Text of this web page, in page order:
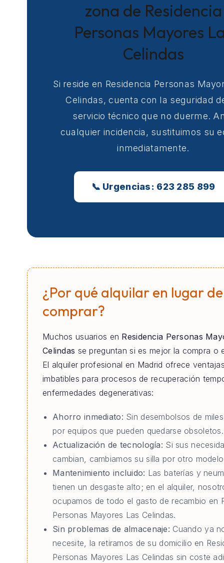
zona de Residencia
Personas Mayores
Celindas
Si reside en Residencia Personas
Celindas, cuenta con la seguridad
servicio técnico que no duerme.
cualquier incidencia, sustituimos su
inmediatamente.
📞 Urgencias: 623 285 899
¿Por qué alquilar en lugar de
comprar?
Muchos usuarios en Residencia Personas
Celindas se preguntan si es mejor la compra o
El alquiler profesional en Madrid ofrece
imbatibles para procesos de recuperación
enfermedades degenerativas:
Ahorro inmediato: Sin desembolsos de
por equipos que pueden quedarse obsoletos.
Actualización de tecnología: Si sus
cambian, cambiamos su silla por otro
Mantenimiento incluido: Las baterías y
tienen un desgaste alto; en el alquiler,
ocupamos de todo el gasto de recambio en
Personas Mayores Las Celindas.
Sin problemas de almacenaje: Cuando ya
necesite, la retiramos de su domicilio en
Personas Mayores Las Celindas sin coste